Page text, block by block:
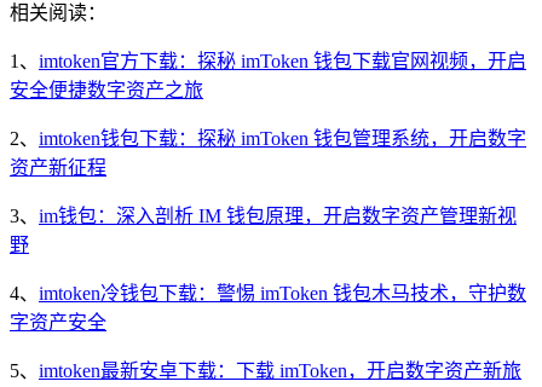
相关阅读：
1、 imtoken官方下载：探秘 imToken 钱包下载官网视频，开启
安全便捷数字资产之旅
2、 imtoken钱包下载：探秘 imToken 钱包管理系统，开启数字
资产新征程
3、 im钱包：深入剖析 IM 钱包原理，开启数字资产管理新视
野
4、 imtoken冷钱包下载：警惕 imToken 钱包木马技术，守护数
字资产安全
5、 imtoken最新安卓下载：下载 imToken，开启数字资产新旅